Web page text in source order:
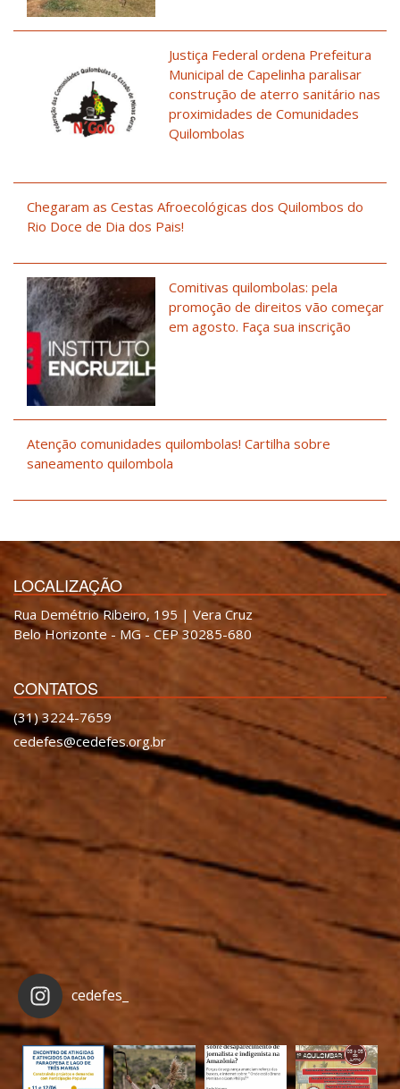
Justiça Federal ordena Prefeitura
Municipal de Capelinha paralisar
construção de aterro sanitário nas
proximidades de Comunidades
Quilombolas
Chegaram as Cestas Afroecológicas dos Quilombos do
Rio Doce de Dia dos Pais!
Comitivas quilombolas: pela
promoção de direitos vão começar
em agosto. Faça sua inscrição
Atenção comunidades quilombolas! Cartilha sobre
saneamento quilombola
LOCALIZAÇÃO
Rua Demétrio Ribeiro, 195 | Vera Cruz
Belo Horizonte - MG - CEP 30285-680
CONTATOS
(31) 3224-7659
cedefes@cedefes.org.br
cedefes_